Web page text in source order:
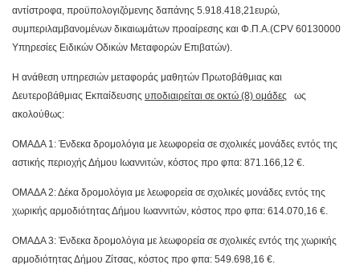
αντίστροφα, προϋπολογιζόμενης δαπάνης 5.918.418,21ευρώ,
συμπεριλαμβανομένων δικαιωμάτων προαίρεσης και Φ.Π.Α.(CPV 60130000
Υπηρεσίες Ειδικών Οδικών Μεταφορών Επιβατών).
Η ανάθεση υπηρεσιών μεταφοράς μαθητών Πρωτοβάθμιας και
Δευτεροβάθμιας Εκπαίδευσης υποδιαιρείται σε οκτώ (8) ομάδες ως
ακολούθως:
ΟΜΑΔΑ 1: Ένδεκα δρομολόγια με λεωφορεία σε σχολικές μονάδες εντός της
αστικής περιοχής Δήμου Ιωαννιτών, κόστος προ φπα: 871.166,12 €.
ΟΜΑΔΑ 2: Δέκα δρομολόγια με λεωφορεία σε σχολικές μονάδες εντός της
χωρικής αρμοδιότητας Δήμου Ιωαννιτών, κόστος προ φπα: 614.070,16 €.
ΟΜΑΔΑ 3: Ένδεκα δρομολόγια με λεωφορεία σε σχολικές εντός της χωρικής
αρμοδιότητας Δήμου Ζίτσας, κόστος προ φπα: 549.698,16 €.